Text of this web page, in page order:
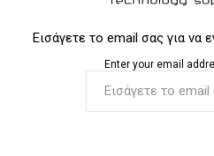
Εισάγετε το email σας για να
Enter your email